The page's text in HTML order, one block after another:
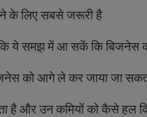
के लिए सबसे जरूरी है
ये समझ में आ सकें कि बिजनेस
को आगे ले कर जाया जा
है और उन कमियों को कैसे हल